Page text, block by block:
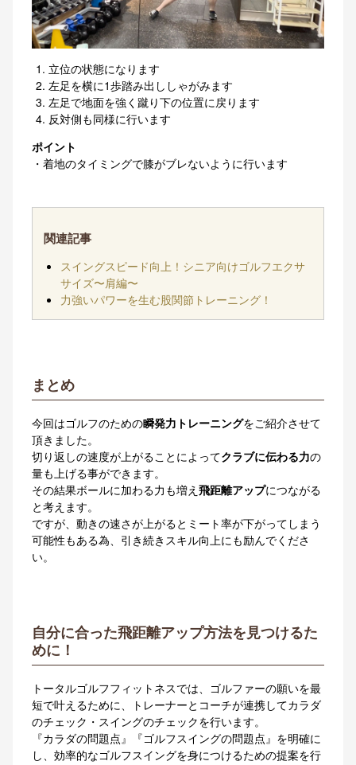
立位の状態になります
左足を横に1歩踏み出ししゃがみます
左足で地面を強く蹴り下の位置に戻ります
反対側も同様に行います
ポイント
・着地のタイミングで膝がブレないように行います
関連記事
スイングスピード向上！シニア向けゴルフエクサ
サイズ〜肩編〜
力強いパワーを生む股関節トレーニング！
まとめ
今回はゴルフのための瞬発力トレーニングをご紹介させて
頂きました。
切り返しの速度が上がることによってクラブに伝わる力の
量も上げる事ができます。
その結果ボールに加わる力も増え 飛距離アップにつながる
と考えます。
ですが、動きの速さが上がるとミート率が下がってしまう
可能性もある為、引き続きスキル向上にも励んでくださ
い。
自分に合った飛距離アップ方法を見つけるた
めに！
トータルゴルフフィットネスでは、ゴルファーの願いを最
短で叶えるために、トレーナーとコーチが連携してカラダ
のチェック・スイングのチェックを行います。
『カラダの問題点』『ゴルフスイングの問題点』を明確に
し、効率的なゴルフスイングを身につけるための提案を行